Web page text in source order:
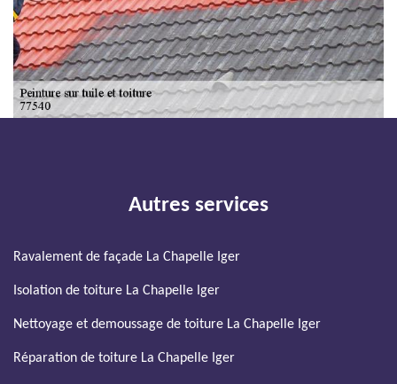
Autres services
Ravalement de façade La Chapelle Iger
Isolation de toiture La Chapelle Iger
Nettoyage et demoussage de toiture La Chapelle Iger
Réparation de toiture La Chapelle Iger